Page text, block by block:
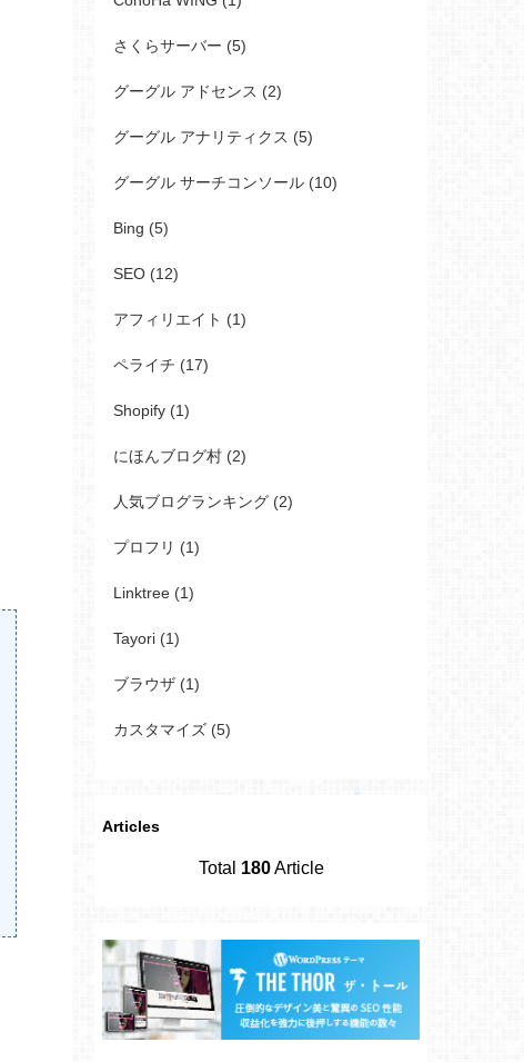
さくらサーバー (5)
グーグル アドセンス (2)
グーグル アナリティクス (5)
グーグル サーチコンソール (10)
Bing (5)
SEO (12)
アフィリエイト (1)
ペライチ (17)
Shopify (1)
にほんブログ村 (2)
人気ブログランキング (2)
プロフリ (1)
Linktree (1)
Tayori (1)
ブラウザ (1)
カスタマイズ (5)
Articles
Total 180Article